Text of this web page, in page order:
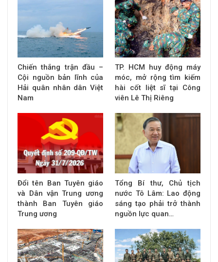
Chiến thắng trận đầu –
Cội nguồn bản lĩnh của
Hải quân nhân dân Việt
Nam
TP. HCM huy động máy
móc, mở rộng tìm kiếm
hài cốt liệt sĩ tại Công
viên Lê Thị Riêng
Đổi tên Ban Tuyên giáo
và Dân vận Trung ương
thành Ban Tuyên giáo
Trung ương
Tổng Bí thư, Chủ tịch
nước Tô Lâm: Lao động
sáng tạo phải trở thành
nguồn lực quan…